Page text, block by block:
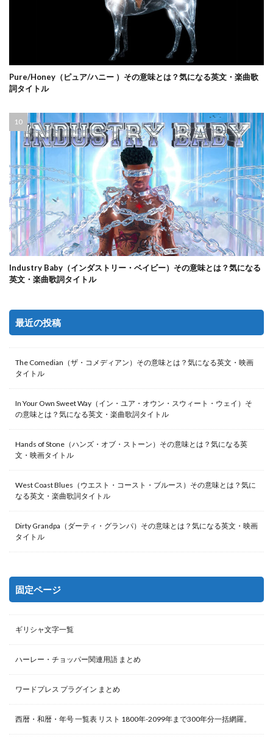
Pure/Honey（ピュア/ハニー ）その意味とは？気になる英文・楽曲歌
詞タイトル
Industry Baby（インダストリー・ベイビー）その意味とは？気になる
英文・楽曲歌詞タイトル
最近の投稿
The Comedian（ザ・コメディアン）その意味とは？気になる英文・映画
タイトル
In Your Own Sweet Way（イン・ユア・オウン・スウィート・ウェイ）そ
の意味とは？気になる英文・楽曲歌詞タイトル
Hands of Stone（ハンズ・オブ・ストーン）その意味とは？気になる英
文・映画タイトル
West Coast Blues（ウエスト・コースト・ブルース）その意味とは？気に
なる英文・楽曲歌詞タイトル
Dirty Grandpa（ダーティ・グランパ）その意味とは？気になる英文・映画
タイトル
固定ページ
ギリシャ文字一覧
ハーレー・チョッパー関連用語 まとめ
ワードプレス プラグイン まとめ
西暦・和暦・年号 一覧表 リスト 1800年-2099年まで300年分一括網羅。